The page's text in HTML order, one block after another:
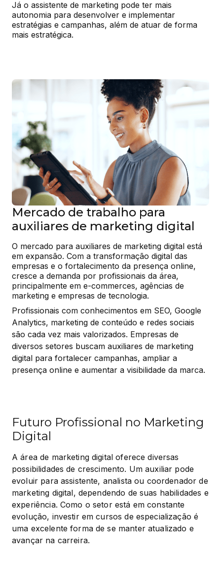
Já o assistente de marketing pode ter mais
autonomia para desenvolver e implementar
estratégias e campanhas, além de atuar de forma
mais estratégica.
Mercado de trabalho para
auxiliares de marketing digital
O mercado para auxiliares de marketing digital está
em expansão. Com a transformação digital das
empresas e o fortalecimento da presença online,
cresce a demanda por profissionais da área,
principalmente em e-commerces, agências de
marketing e empresas de tecnologia.
Profissionais com conhecimentos em SEO, Google
Analytics, marketing de conteúdo e redes sociais
são cada vez mais valorizados. Empresas de
diversos setores buscam auxiliares de marketing
digital para fortalecer campanhas, ampliar a
presença online e aumentar a visibilidade da marca.
Futuro Profissional no Marketing
Digital
A área de marketing digital oferece diversas
possibilidades de crescimento. Um auxiliar pode
evoluir para assistente, analista ou coordenador de
marketing digital, dependendo de suas habilidades e
experiência. Como o setor está em constante
evolução, investir em cursos de especialização é
uma excelente forma de se manter atualizado e
avançar na carreira.